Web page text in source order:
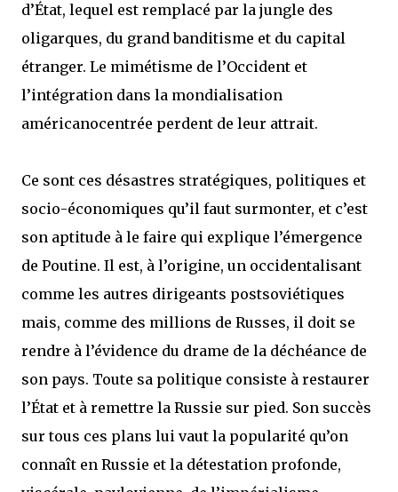
d’État, lequel est remplacé par la jungle des
oligarques, du grand banditisme et du capital
étranger. Le mimétisme de l’Occident et
l’intégration dans la mondialisation
américanocentrée perdent de leur attrait.
Ce sont ces désastres stratégiques, politiques et
socio-économiques qu’il faut surmonter, et c’est
son aptitude à le faire qui explique l’émergence
de Poutine. Il est, à l’origine, un occidentalisant
comme les autres dirigeants postsoviétiques
mais, comme des millions de Russes, il doit se
rendre à l’évidence du drame de la déchéance de
son pays. Toute sa politique consiste à restaurer
l’État et à remettre la Russie sur pied. Son succès
sur tous ces plans lui vaut la popularité qu’on
connaît en Russie et la détestation profonde,